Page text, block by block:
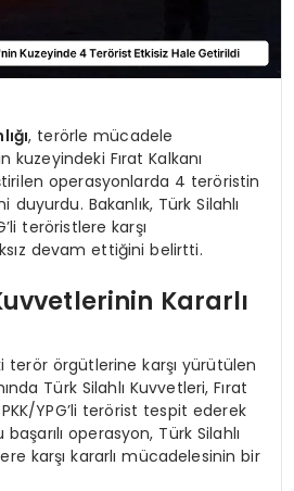
, terörle mücadele
kuzeyindeki Fırat Kalkanı
operasyonlarda 4 teröristin
Bakanlık, Türk Silahlı
teröristlere karşı
devam ettiğini belirtti.
Kararlı
terör örgütlerine karşı yürütülen
Türk Silahlı Kuvvetleri, Fırat
YPG’li terörist tespit ederek
operasyon, Türk Silahlı
karşı kararlı mücadelesinin bir